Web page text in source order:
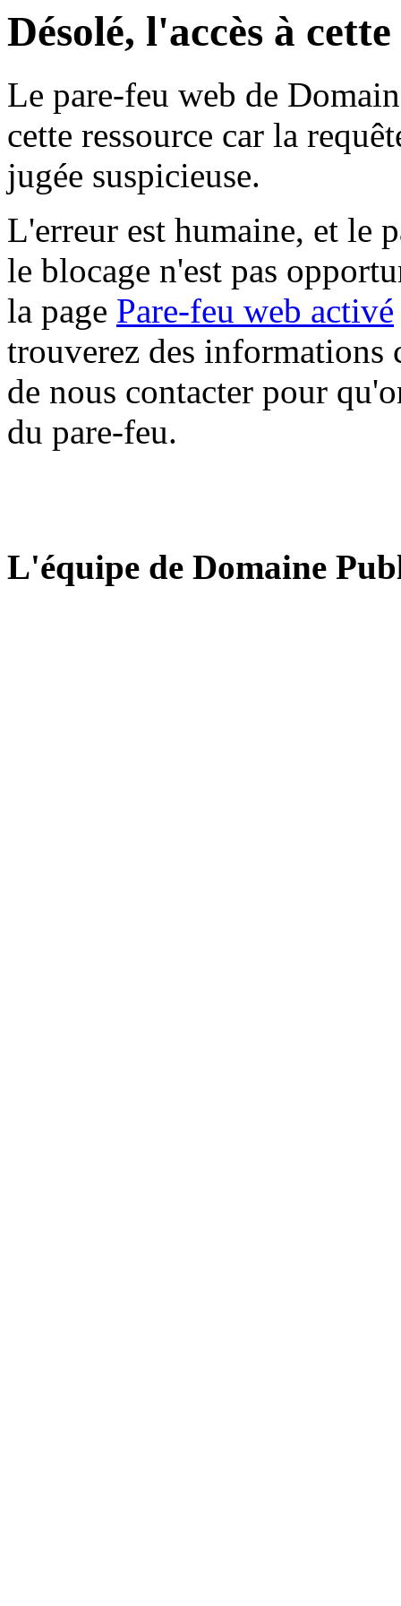
Désolé, l'accès à
Le pare-feu web de
cette ressource car la
jugée suspicieuse.
L'erreur est humaine, et le
le blocage n'est pas
la page Pare-feu web activé
trouverez des informations
de nous contacter pour
du pare-feu.
L'équipe de Domaine